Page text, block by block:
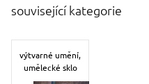
související kategorie
výtvarné umění,
umělecké sklo